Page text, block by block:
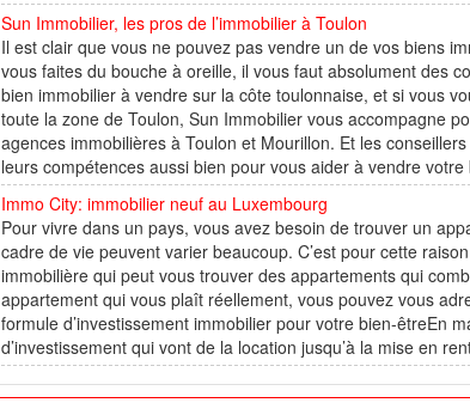
Sun Immobilier, les pros de l’immobilier à Toulon
Il est clair que vous ne pouvez pas vendre un de vos biens
vous faites du bouche à oreille, il vous faut absolument des
bien immobilier à vendre sur la côte toulonnaise, et si vous
toute la zone de Toulon, Sun Immobilier vous accompagne
agences immobilières à Toulon et Mourillon. Et les
leurs compétences aussi bien pour vous aider à vendre
Immo City: immobilier neuf au Luxembourg
Pour vivre dans un pays, vous avez besoin de trouver un
cadre de vie peuvent varier beaucoup. C’est pour cette
immobilière qui peut vous trouver des appartements qui
appartement qui vous plaît réellement, vous pouvez vous
formule d’investissement immobilier pour votre bien-êtreEn
d’investissement qui vont de la location jusqu’à la mise en